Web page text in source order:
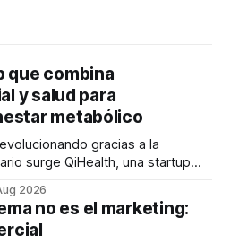
que combina
y salud para
metabólico
gracias a la
surge QiHealth, una startup
artificial y monitoreo
a las personas a tomar mejores
Su propuesta busca
2026
no es el marketing: